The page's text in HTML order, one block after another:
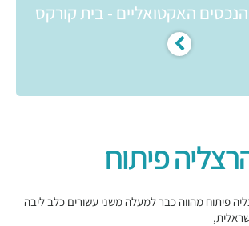
האקטואליים - בית קורקס
פיתוח
פיתוח מהווה כבר למעלה משני עשורים כלב ליבה